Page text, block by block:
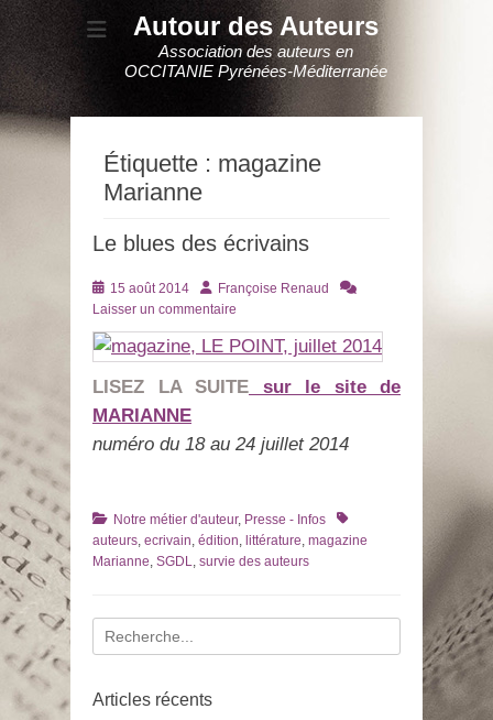
Autour des Auteurs
Association des auteurs en
OCCITANIE Pyrénées-Méditerranée
Étiquette : magazine
Marianne
Le blues des écrivains
Posté
le
15 août 2014 AuteurFrançoise Renaud
Laisser un commentaire
LISEZ LA SUITE sur le site de
MARIANNE
numéro du 18 au 24 juillet 2014
Catégories
Notre métier d'auteur, Presse - Infos
Tags
auteurs, ecrivain, édition, littérature, magazine
Marianne, SGDL, survie des auteurs
Recherche
pour
Articles récents